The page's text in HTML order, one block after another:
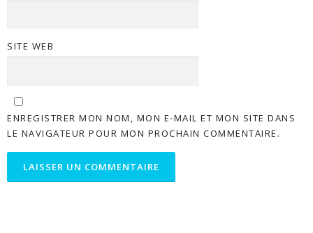
SITE WEB
ENREGISTRER MON NOM, MON E-MAIL ET MON SITE DANS
LE NAVIGATEUR POUR MON PROCHAIN COMMENTAIRE.